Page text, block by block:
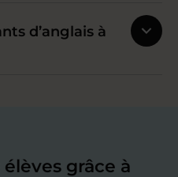
d’anglais à
grâce à